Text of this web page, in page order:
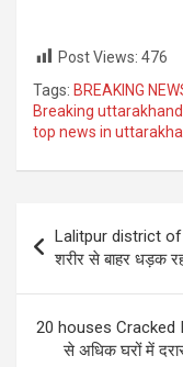
Post Views: 476
Tags: BREAKING
Breaking
top news in
navigation
Lalitpur district of
शरीर से बाहर धड़क
20 houses Cracked
से अधिक घरों में